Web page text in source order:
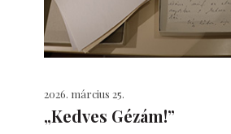
2026. március 25.
„Kedves Gézám!”